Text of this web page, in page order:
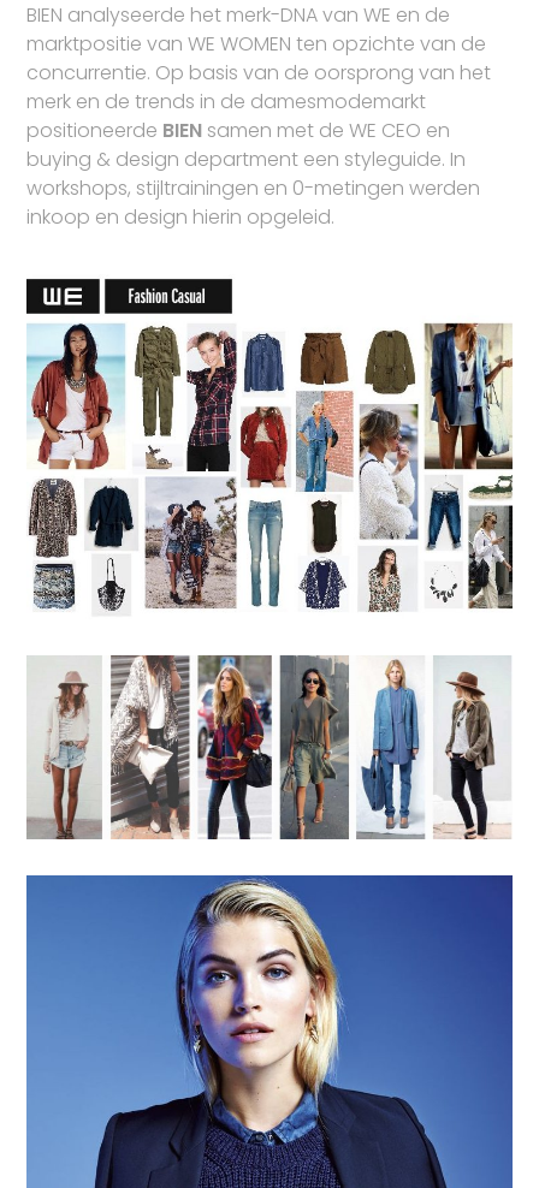
BIEN analyseerde het merk-DNA van WE en de
marktpositie van WE WOMEN ten opzichte van de
concurrentie. Op basis van de oorsprong van het
merk en de trends in de damesmodemarkt
positioneerde BIEN samen met de WE CEO en
buying & design department een styleguide. In
workshops, stijltrainingen en 0-metingen werden
inkoop en design hierin opgeleid.